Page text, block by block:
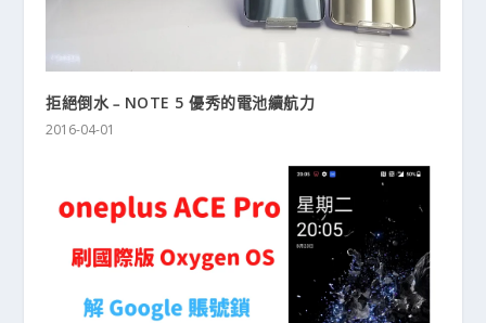
拒絕倒水﹣NOTE 5 優秀的電池續航力
2016-04-01